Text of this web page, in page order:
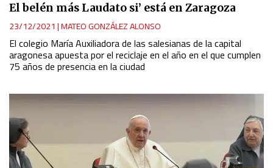
El belén más Laudato si’ está en Zaragoza
23/12/2021 |MATEO GONZÁLEZ ALONSO
El colegio María Auxiliadora de las salesianas de la capital
aragonesa apuesta por el reciclaje en el año en el que cumplen
75 años de presencia en la ciudad